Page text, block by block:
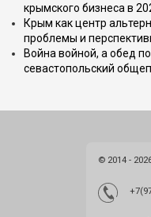
крымского бизнеса в
Крым как центр
проблемы и
Война войной, а обед
севастопольский
© 2014 -